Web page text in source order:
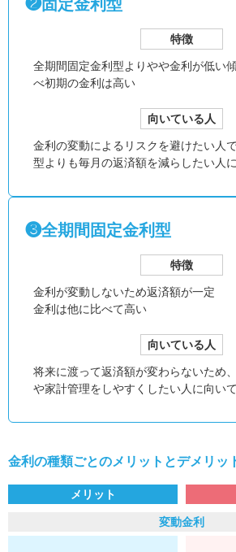
❷固定金利型
特徴
全期間固定金利型よりやや金利が低い傾
べ初期の金利は高い
向いている人
金利の変動によるリスクを避けたい人
型よりも毎月の返済額を減らしたい人
❸全期間固定金利型
特徴
金利が変動しないため返済額が一定
金利は他に比べて高い
向いている人
将来に渡って返済額が変わらないため
や家計管理をしやすくしたい人に向いて
金利の種類ごとのメリットとデメリッ
メリット
変動金利